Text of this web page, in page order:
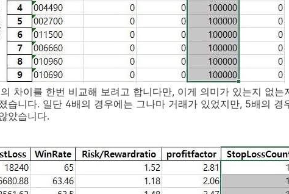
차이를 한번 비교해 보려고 합니다만, 이게 의미가 있는지 없는
습니다. 일단 4배의 경우에는 그나마 거래가 있었지만, 5배의 경
았습니다.